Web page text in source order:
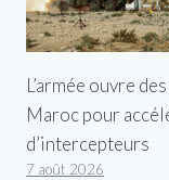
L’armée ouvre
Maroc pour
d’intercepteurs
7 août 2026